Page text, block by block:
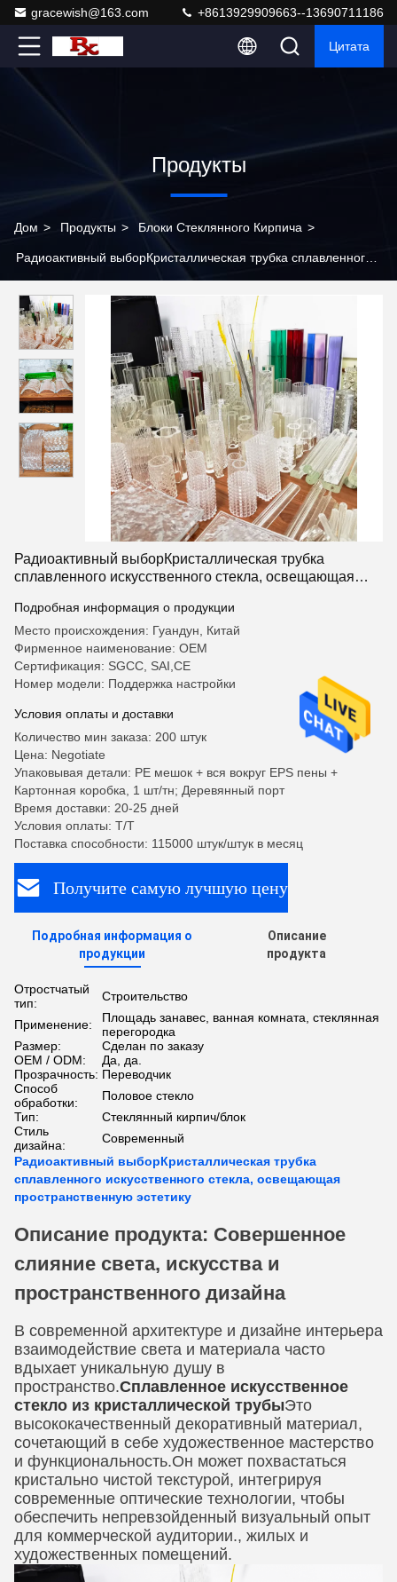
gracewish@163.com +8613929909663--13690711186
Цитата
Продукты
Дом > Продукты > Блоки Стеклянного Кирпича >
Радиоактивный выборКристаллическая трубка сплавленного
эстетику
Радиоактивный выборКристаллическая трубка
сплавленного искусственного стекла, освещающая
Подробная информация о продукции
Место происхождения: Гуандун, Китай
Фирменное наименование: OEM
Сертификация: SGCC, SAI,CE
Номер модели: Поддержка настройки
Условия оплаты и доставки
Количество мин заказа: 200 штук
Цена: Negotiate
Упаковывая детали: PE мешок + вся вокруг EPS пены +
Картонная коробка, 1 шт/тн; Деревянный порт
Время доставки: 20-25 дней
Условия оплаты: T/T
Поставка способности: 115000 штук/штук в месяц
Получите самую лучшую цену
Подробная информация о
продукции
Описание
продукта
Отростчатый
тип:
Строительство
Применение:
Площадь занавес, ванная комната, стеклянная
перегородка
Размер:
Сделан по заказу
OEM / ODM:
Да, да.
Прозрачность: Переводчик
Способ
обработки:
Половое стекло
Тип:
Стеклянный кирпич/блок
Стиль
дизайна:
Современный
Радиоактивный выборКристаллическая трубка
сплавленного искусственного стекла, освещающая
пространственную эстетику
Описание продукта: Совершенное
слияние света, искусства и
пространственного дизайна
В современной архитектуре и дизайне интерьера
взаимодействие света и материала часто
вдыхает уникальную душу в
пространство.Сплавленное искусственное
стекло из кристаллической трубыЭто
высококачественный декоративный материал,
сочетающий в себе художественное мастерство
и функциональность.Он может похвастаться
кристально чистой текстурой, интегрируя
современные оптические технологии, чтобы
обеспечить непревзойденный визуальный опыт
для коммерческой аудитории., жилых и
художественных помещений.